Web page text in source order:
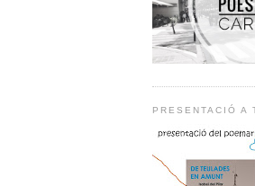
PRESENTACIÓ A